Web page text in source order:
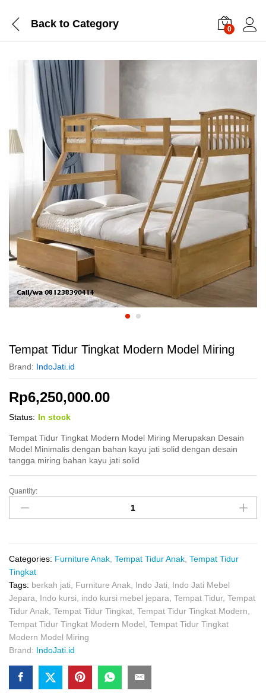
Back to Category 0
Tempat Tidur Tingkat Modern Model Miring
Brand: IndoJati.id
Rp6,250,000.00
Status: In stock
Tempat Tidur Tingkat Modern Model Miring Merupakan Desain
Model Minimalis dengan bahan kayu jati solid dengan desain
tangga miring bahan kayu jati solid
Tempat
Tidur
Tingkat
Model
Miring
quantity
Quantity:
Categories: Furniture Anak Tempat Tidur Anak Tempat Tidur
Tingkat
Tags: berkah jati Furniture Anak Indo Jati
Indo Jati Mebel
Jepara
Indo kursi indo kursi mebel jepara Tempat Tidur, Tempat
Tidur Anak Tempat Tidur Tingkat Tempat Tidur Tingkat Modern
Tempat Tidur Tingkat Modern Model Tempat Tidur Tingkat
Modern Model Miring
Brand: IndoJati.id